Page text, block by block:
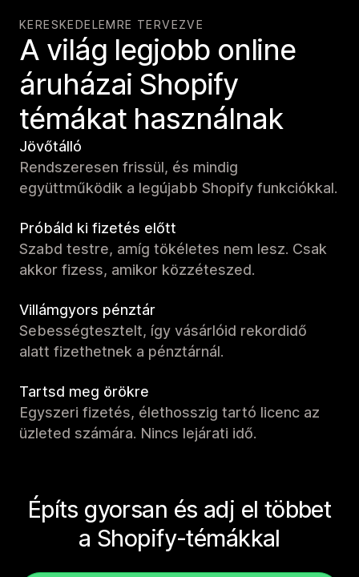
KERESKEDELEMRE TERVEZVE
A világ legjobb online
áruházai Shopify
témákat használnak
Jövőtálló
Rendszeresen frissül, és mindig
együttműködik a legújabb Shopify funkciókkal.
Próbáld ki fizetés előtt
Szabd testre, amíg tökéletes nem lesz. Csak
akkor fizess, amikor közzéteszed.
Villámgyors pénztár
Sebességtesztelt, így vásárlóid rekordidő
alatt fizethetnek a pénztárnál.
Tartsd meg örökre
Egyszeri fizetés, élethosszig tartó licenc az
üzleted számára. Nincs lejárati idő.
Építs gyorsan és adj el többet
a Shopify-témákkal